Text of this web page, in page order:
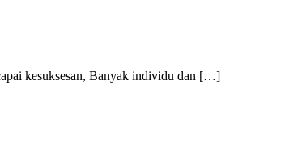
kesuksesan, Banyak individu dan […]